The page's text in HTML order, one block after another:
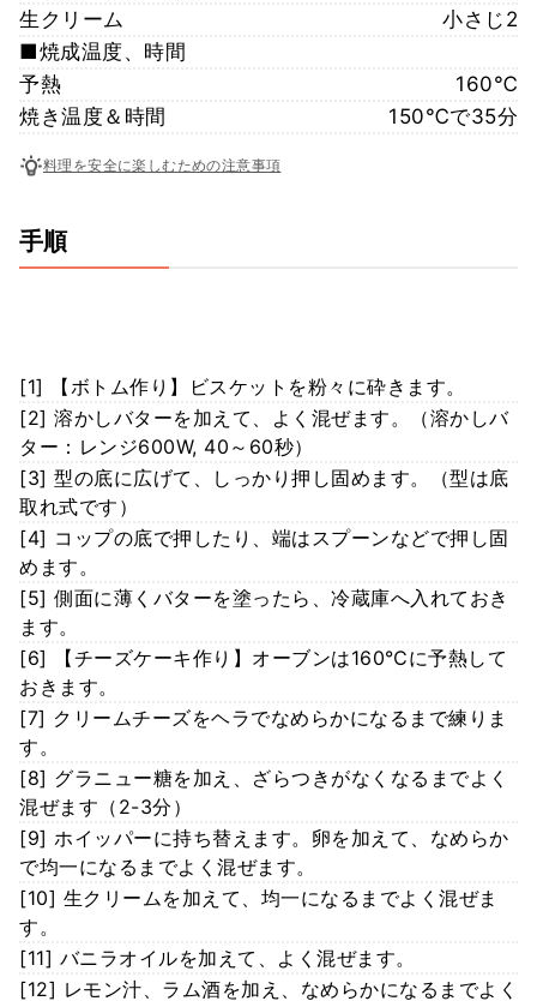
生クリーム
小さじ2
■焼成温度、時間
予熱
160℃
焼き温度＆時間
150℃で35分
料理を安全に楽しむための注意事項
手順
[1] 【ボトム作り】ビスケットを粉々に砕きます。
[2] 溶かしバターを加えて、よく混ぜます。（溶かしバ
ター：レンジ600W, 40～60秒）
[3] 型の底に広げて、しっかり押し固めます。（型は底
取れ式です）
[4] コップの底で押したり、端はスプーンなどで押し固
めます。
[5] 側面に薄くバターを塗ったら、冷蔵庫へ入れておき
ます。
[6] 【チーズケーキ作り】オーブンは160℃に予熱して
おきます。
[7] クリームチーズをヘラでなめらかになるまで練りま
す。
[8] グラニュー糖を加え、ざらつきがなくなるまでよく
混ぜます（2-3分）
[9] ホイッパーに持ち替えます。卵を加えて、なめらか
で均一になるまでよく混ぜます。
[10] 生クリームを加えて、均一になるまでよく混ぜま
す。
[11] バニラオイルを加えて、よく混ぜます。
[12] レモン汁、ラム酒を加え、なめらかになるまでよく